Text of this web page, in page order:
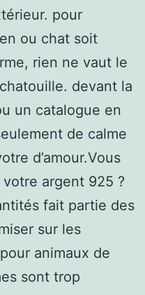
pour
ou chat soit
rien ne vaut le
devant la
un catalogue en
de calme
d’amour.Vous
argent 925 ?
fait partie des
sur les
animaux de
sont trop